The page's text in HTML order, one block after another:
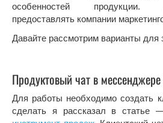
особенностей продукции.
предоставлять компании
Давайте рассмотрим варианты для
Продуктовый чат в мессенджере
Для работы необходимо создать
сделать я рассказал в статье